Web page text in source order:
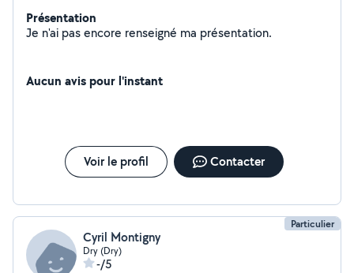
Présentation
Je n'ai pas encore renseigné ma présentation.
Aucun avis pour l'instant
Voir le profil Contacter
Particulier
Cyril Montigny
Dry (Dry)
-/5